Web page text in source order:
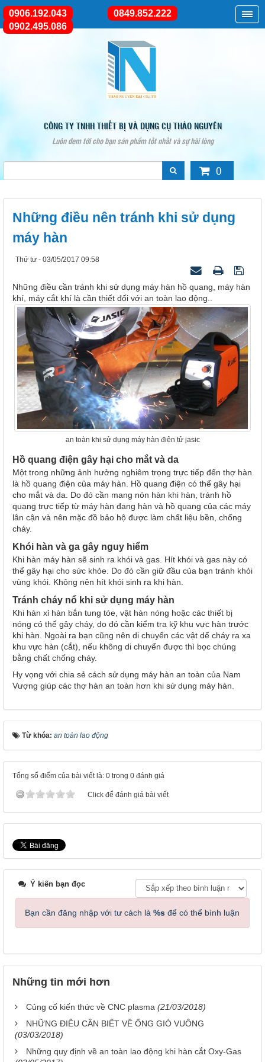
CÔNG TY TNHH THIẾT BỊ VÀ DỤNG CỤ THẢO NGUYÊN
Luôn đem tới cho bạn sản phẩm tốt nhất và sự hài lòng
0906.192.043
0849.852.222
0902.495.086
0
Những điều nên tránh khi sử dụng
máy hàn
Thứ tư - 03/05/2017 09:58
Những điều cần tránh khi sử dụng máy hàn hồ quang, máy hàn
khí, máy cắt khí là cần thiết đối với an toàn lao động..
an toàn khi sử dụng máy hàn điện tử jasic
Hồ quang điện gây hại cho mắt và da
Một trong những ảnh hưởng nghiêm trọng trực tiếp đến thợ hàn
là hồ quang điện của máy hàn. Hồ quang điện có thể gây hại
cho mắt và da. Do đó cần mang nón hàn khi hàn, tránh hồ
quang trực tiếp từ máy hàn đang hàn và hồ quang của các máy
lân cận và nên mặc đồ bảo hộ được làm chất liệu bền, chống
cháy.
Khói hàn và ga gây nguy hiểm
Khi hàn máy hàn sẽ sinh ra khói và gas. Hít khói và gas này có
thể gây hại cho sức khỏe. Do đó cần giữ đầu của bạn tránh khỏi
vùng khói. Không nên hít khói sinh ra khi hàn.
Tránh cháy nổ khi sử dụng máy hàn
Khi hàn xỉ hàn bắn tung tóe, vật hàn nóng hoặc các thiết bị
nóng có thể gây cháy, do đó cần kiểm tra kỹ khu vực hàn trước
khi hàn. Ngoài ra bạn cũng nên di chuyển các vật dể cháy ra xa
khu vực hàn (cắt), nếu không di chuyển được thì bọc chúng
bằng chất chống cháy.
Hy vọng với chia sẻ cách sử dụng máy hàn an toàn của Nam
Vượng giúp các thợ hàn an toàn hơn khi sử dụng máy hàn.
Từ khóa: an toàn lao động
Tổng số điểm của bài viết là: 0 trong 0 đánh giá
Click để đánh giá bài viết
Ý kiến bạn đọc
Bạn cần đăng nhập với tư cách là %s để có thể bình luận
Những tin mới hơn
Củng cố kiến thức về CNC plasma (21/03/2018)
NHỮNG ĐIÊU CẦN BIẾT VỀ ỐNG GIÓ VUÔNG
(03/03/2018)
Những quy định về an toàn lao động khi hàn cắt Oxy-Gas